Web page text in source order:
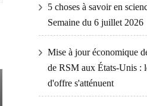
5 choses à savoir en
Semaine du 6 juillet 2026
Mise à jour économique
de RSM aux États-Unis :
d'offre s'atténuent